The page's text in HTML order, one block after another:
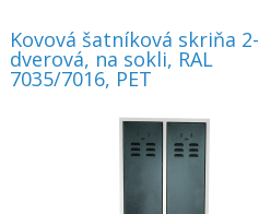
Kovová šatníková skriňa 2-
dverová, na sokli, RAL
7035/7016, PET